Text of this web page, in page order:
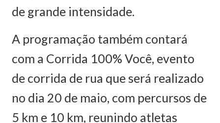
de grande intensidade.
A programação também contará
com a Corrida 100% Você, evento
de corrida de rua que será realizado
no dia 20 de maio, com percursos de
5 km e 10 km, reunindo atletas